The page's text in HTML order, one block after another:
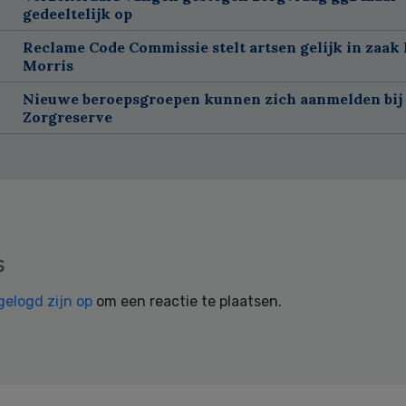
gedeeltelijk op
Reclame Code Commissie stelt artsen gelijk in
Morris
Nieuwe beroepsgroepen kunnen zich aanmelden
Zorgreserve
zijn op om een reactie te plaatsen.